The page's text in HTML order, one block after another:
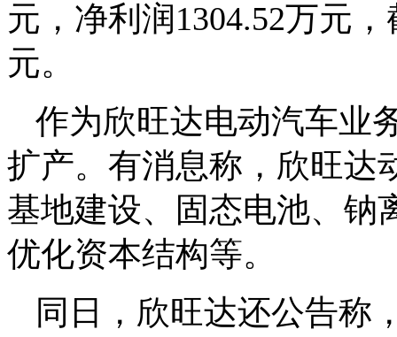
元，净利润1304.52万元
元。
作为欣旺达电动汽车业
扩产。有消息称，欣旺达
基地建设、固态电池、钠
优化资本结构等。
同日，欣旺达还公告称